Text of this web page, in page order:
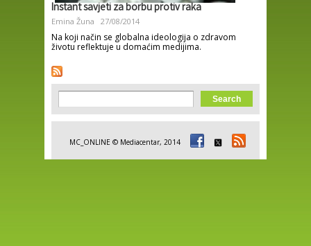
Instant savjeti za borbu protiv raka
Emina Žuna 27/08/2014
Na koji način se globalna ideologija o zdravom
životu reflektuje u domaćim medijima.
Search form
Search
MC_ONLINE © Mediacentar, 2014